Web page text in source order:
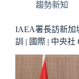
趨勢新知
IAEA署長訪新
訓 | 國際 | 中央社